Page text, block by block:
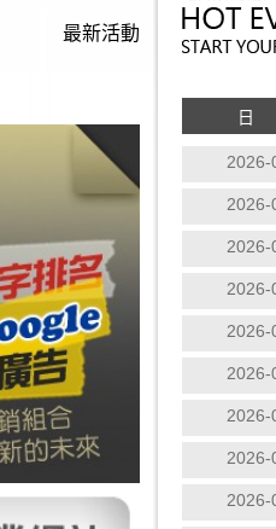
最新活動
日
2026-
2026-
2026-
2026-
2026-
2026-
2026-
2026-
2026-